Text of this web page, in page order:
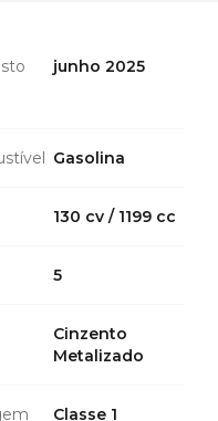
junho 2025
Gasolina
130 cv / 1199 cc
5
Cinzento
Metalizado
Classe 1